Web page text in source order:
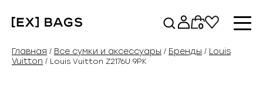
содержимому
0
Главная / Все сумки и аксессуары / Бренды / Louis
Vuitton / Louis Vuitton Z2176U 9PK